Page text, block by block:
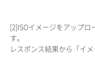
[2]ISOイメージをアップロ
す。
レスポンス結果から「イメ